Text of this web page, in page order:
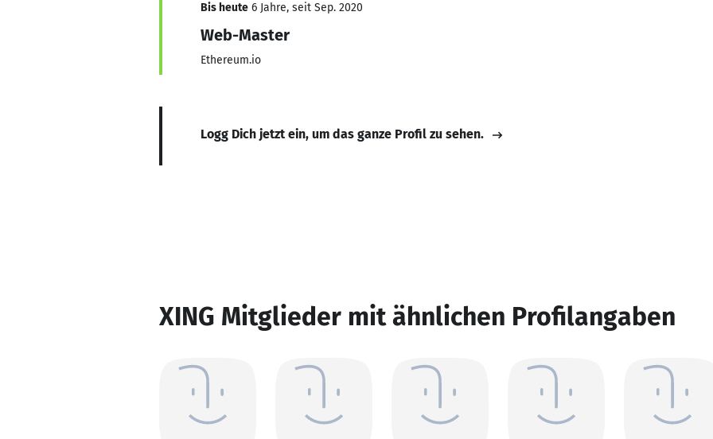
Bis heute 6 Jahre, seit Sep. 2020
Web-Master
Ethereum.io
Logg Dich jetzt ein, um das ganze Profil zu sehen.
XING Mitglieder mit ähnlichen Profilangaben